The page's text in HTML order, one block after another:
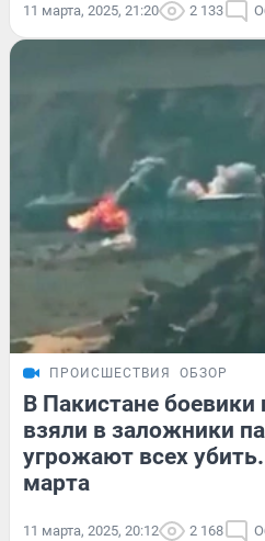
11 марта, 2025, 21:20 2 133
ПРОИСШЕСТВИЯ ОБЗОР
В Пакистане боевики
взяли в заложники
угрожают всех
марта
11 марта, 2025, 20:12 2 168